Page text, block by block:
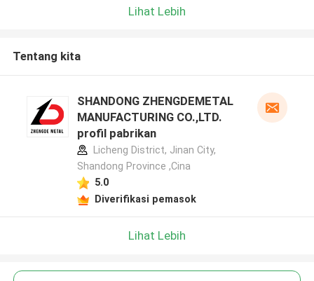
Lihat Lebih
Tentang kita
SHANDONG ZHENGDEMETAL
MANUFACTURING CO.,LTD.
profil pabrikan
Licheng District, Jinan City,
Shandong Province ,Cina
5.0
Diverifikasi pemasok
Lihat Lebih